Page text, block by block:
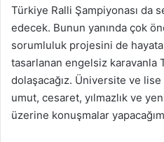
Türkiye Ralli Şampiyonası da
edecek. Bunun yanında çok
sorumluluk projesini de
tasarlanan engelsiz karavanla
dolaşacağız. Üniversite ve
umut, cesaret, yılmazlık ve
üzerine konuşmalar